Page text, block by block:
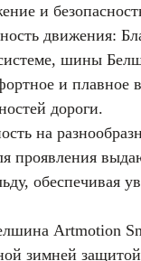
и
движения:
шины
и плавное
дороги.
на
проявления
обеспечивая
Artmotion
зимней